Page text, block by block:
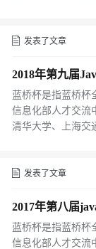
发表了文章
2018年第九届
蓝桥杯是指蓝桥杯
信息化部人才交流
清华大学、上海交
发表了文章
2017年第八届
蓝桥杯是指蓝桥杯
信息化部人才交流